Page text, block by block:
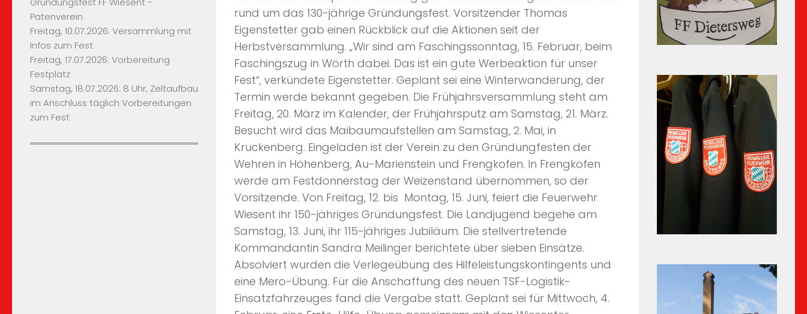
rund um das 130-jährige Gründungsfest. Vorsitzender Thomas
Eigenstetter gab einen Rückblick auf die Aktionen seit der
Herbstversammlung. „Wir sind am Faschingssonntag, 15. Februar, beim
Faschingszug in Wörth dabei. Das ist ein gute Werbeaktion für unser
Fest“, verkündete Eigenstetter. Geplant sei eine Winterwanderung, der
Termin werde bekannt gegeben. Die Frühjahrsversammlung steht am
Freitag, 20. März im Kalender, der Frühjahrsputz am Samstag, 21. März.
Besucht wird das Maibaumaufstellen am Samstag, 2. Mai, in
Kruckenberg. Eingeladen ist der Verein zu den Gründungfesten der
Wehren in Höhenberg, Au-Marienstein und Frengkofen. In Frengkofen
werde am Festdonnerstag der Weizenstand übernommen, so der
Vorsitzende. Von Freitag, 12. bis Montag, 15. Juni, feiert die Feuerwehr
Wiesent ihr 150-jähriges Gründungsfest. Die Landjugend begehe am
Samstag, 13. Juni, ihr 115-jähriges Jubiläum. Die stellvertretende
Kommandantin Sandra Meilinger berichtete über sieben Einsätze.
Absolviert wurden die Verlegeübung des Hilfeleistungskontingents und
eine Mero-Übung. Für die Anschaffung des neuen TSF-Logistik-
Einsatzfahrzeuges fand die Vergabe statt. Geplant sei für Mittwoch, 4.
Patenverein
Freitag, 10.07.2026: Versammlung mit
Infos zum Fest
Freitag, 17.07.2026: Vorbereitung
Festplatz
Samstag, 18.07.2026: 8 Uhr, Zeltaufbau
im Anschluss täglich Vorbereitungen
zum Fest